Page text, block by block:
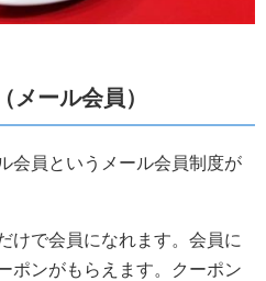
メール会員）
会員というメール会員制度が
けで会員になれます。会員に
ポンがもらえます。クーポン